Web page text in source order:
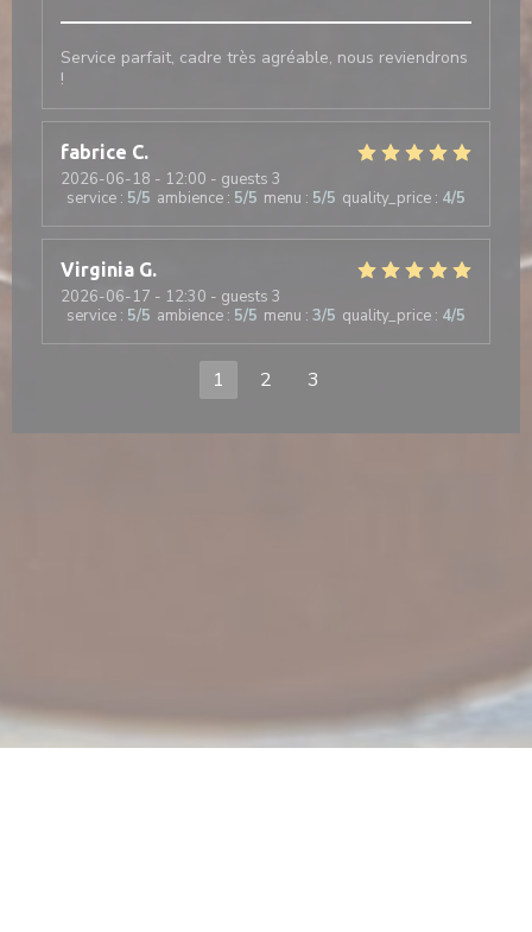
Service parfait, cadre très agréable, nous reviendrons
!
fabrice C
2026-06-18 - 12:00 - guests 3
service : 5/5 ambience : 5/5 menu : 5/5 quality_price : 4/5
Virginia G
2026-06-17 - 12:30 - guests 3
service : 5/5 ambience : 5/5 menu : 3/5 quality_price : 4/5
1 2 3